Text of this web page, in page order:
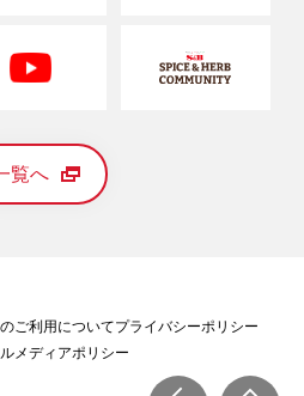
覧へ
ご利用についてプライバシーポリシー
メディアポリシー